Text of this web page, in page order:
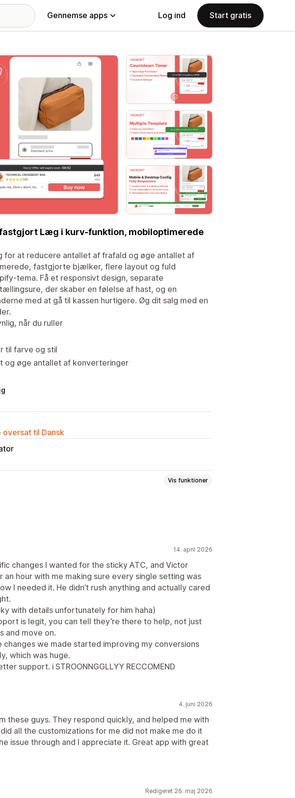
Gennemse apps Log ind Start gratis
Læg i kurv-funktion, mobiloptimerede
for at reducere antallet af frafald og øge antallet af
fastgjorte bjælker, flere layout og fuld
tema. Få et responsivt design, separate
der skaber en følelse af hast, og en
med at gå til kassen hurtigere. Øg dit salg med en
når du ruller
til farve og stil
og øge antallet af konverteringer
oversat til Dansk
Vis funktioner
Animationer Fastgjort visning
Links og knapper
og skrifttype Tilpasset CSS Emojis Flere sprog
14. april 2026
changes I wanted for the sticky ATC, and Victor
an hour with me making sure every single setting was
I needed it. He didn’t rush anything and actually cared
with details unfortunately for him haha)
is legit, you can tell they’re there to help, not just
and move on.
changes we made started improving my conversions
which was huge.
support. i STROONNGGLLYY RECCOMEND
4. juni 2026
these guys. They respond quickly, and helped me with
all the customizations for me did not make me do it
issue through and I appreciate it. Great app with great
Redigeret 26. maj 2026